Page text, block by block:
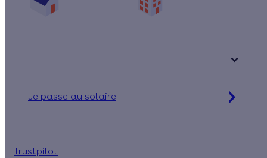
Je passe au solaire
Trustpilot